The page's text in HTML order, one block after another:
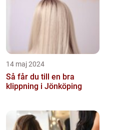
14 maj 2024
Så får du till en bra
klippning i Jönköping